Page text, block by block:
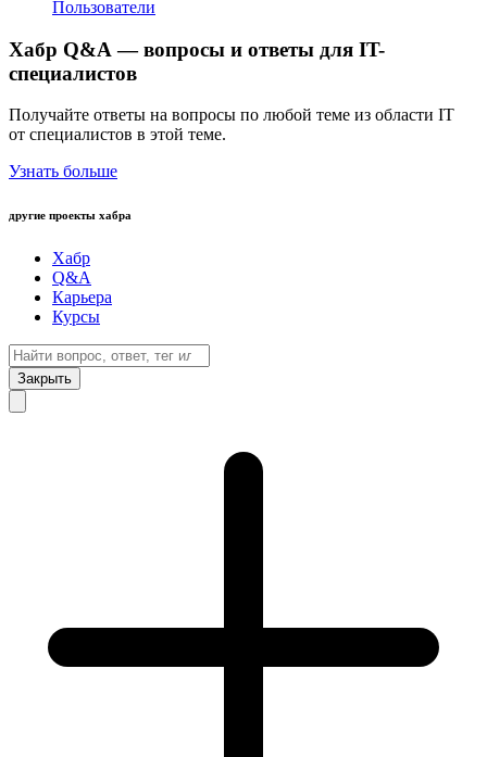
Пользователи
Хабр Q&A — вопросы и ответы для IT-
специалистов
Получайте ответы на вопросы по любой теме из области IT
от специалистов в этой теме.
Узнать больше
другие проекты хабра
Хабр
Q&A
Карьера
Курсы
Закрыть